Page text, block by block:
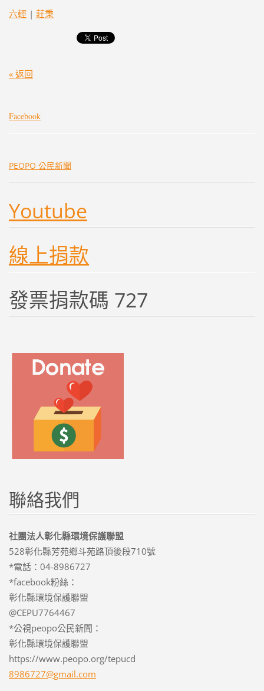
六輕 | 莊秉
« 返回
Facebook
PEOPO 公民新聞
Youtube
線上捐款
發票捐款碼 727
聯絡我們
社團法人彰化縣環境保護聯盟
528彰化縣芳苑鄉斗苑路頂後段710號
*電話：04-8986727
*facebook粉絲：
彰化縣環境保護聯盟
@CEPU7764467
*公視peopo公民新聞：
彰化縣環境保護聯盟
https://www.peopo.org/tepucd
8986727@gmail.com